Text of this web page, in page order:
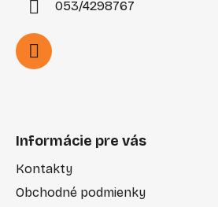
053/4298767
Informácie pre vás
Kontakty
Obchodné podmienky